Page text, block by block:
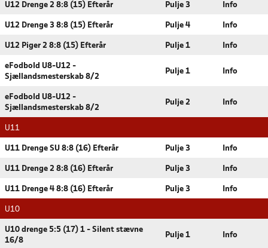
U12 Drenge 2 8:8 (15) Efterår Pulje 3 Info
U12 Drenge 3 8:8 (15) Efterår Pulje 4 Info
U12 Piger 2 8:8 (15) Efterår Pulje 1 Info
eFodbold U8-U12 -
Sjællandsmesterskab 8/2
Pulje 1 Info
eFodbold U8-U12 -
Sjællandsmesterskab 8/2
Pulje 2 Info
U11
U11 Drenge SU 8:8 (16) Efterår Pulje 3 Info
U11 Drenge 2 8:8 (16) Efterår Pulje 3 Info
U11 Drenge 4 8:8 (16) Efterår Pulje 3 Info
U10
U10 drenge 5:5 (17) 1 - Silent stævne
16/8
Pulje 1 Info